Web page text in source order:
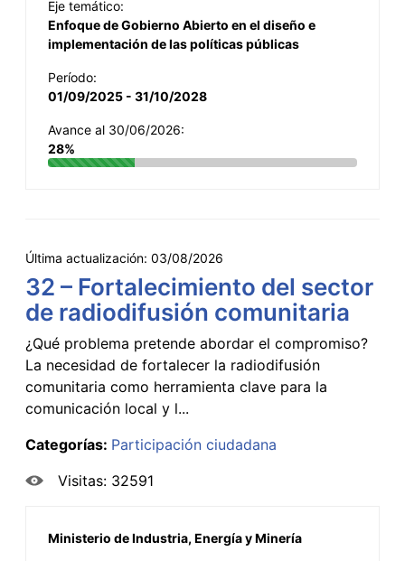
Eje temático:
Enfoque de Gobierno Abierto en el diseño e
implementación de las políticas públicas
Período:
01/09/2025 - 31/10/2028
Avance al 30/06/2026:
28%
Última actualización: 03/08/2026
32 – Fortalecimiento del sector
de radiodifusión comunitaria
¿Qué problema pretende abordar el compromiso?
La necesidad de fortalecer la radiodifusión
comunitaria como herramienta clave para la
comunicación local y l...
Categorías: Participación ciudadana
Visitas: 32591
Ministerio de Industria, Energía y Minería